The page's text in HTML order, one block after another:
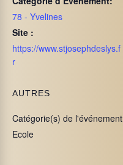
78 - Yvelines
Site :
https://www.stjosephdeslys.f
r
AUTRES
Catégorie(s) de l'événement
Ecole